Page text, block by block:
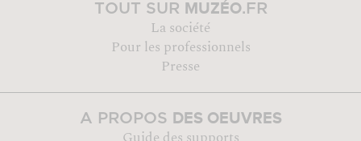
TOUT SUR MUZÉO.FR
La société
Pour les professionnels
Presse
A PROPOS DES OEUVRES